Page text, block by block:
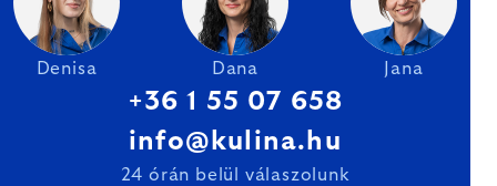
Denisa Dana Jana
+36 1 55 07 658
info@kulina.hu
24 órán belül válaszolunk